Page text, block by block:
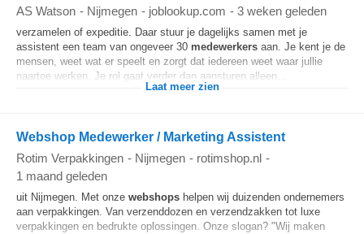
AS Watson - Nijmegen - joblookup.com - 3 weken geleden
verzamelen of expeditie. Daar stuur je dagelijks samen met je
assistent een team van ongeveer 30 medewerkers aan. Je kent je de
mensen, weet wat er speelt en zorgt dat iedereen weet waar jullie
naartoe werken. Je rol gaat verder dan aansturen alleen...
Laat meer zien
Webshop Medewerker / Marketing Assistent
Rotim Verpakkingen - Nijmegen - rotimshop.nl -
1 maand geleden
uit Nijmegen. Met onze webshops helpen wij duizenden ondernemers
aan verpakkingen. Van verzenddozen en verzendzakken tot luxe
verpakkingen en bedrukte oplossingen. Onze slogan? "Wij maken